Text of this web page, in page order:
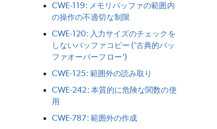
CWE-119: メモリバッファの範囲内
の操作の不適切な制限
CWE-120: 入力サイズのチェックを
しないバッファコピー ('古典的バッ
ファオーバーフロー')
CWE-125: 範囲外の読み取り
CWE-242: 本質的に危険な関数の使
用
CWE-787: 範囲外の作成